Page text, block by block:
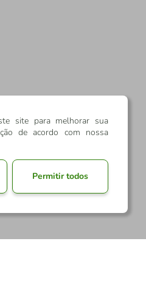
site para melhorar sua
de acordo com nossa
Permitir todos